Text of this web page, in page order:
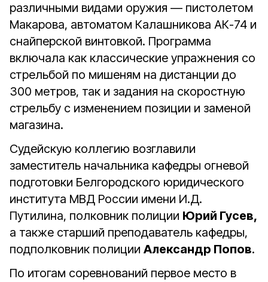
различными видами оружия — пистолетом
Макарова, автоматом Калашникова АК-74 и
снайперской винтовкой. Программа
включала как классические упражнения со
стрельбой по мишеням на дистанции до
300 метров, так и задания на скоростную
стрельбу с изменением позиции и заменой
магазина.
Судейскую коллегию возглавили
заместитель начальника кафедры огневой
подготовки Белгородского юридического
института МВД России имени И.Д.
Путилина, полковник полиции Юрий Гусев,
а также старший преподаватель кафедры,
подполковник полиции Александр Попов.
По итогам соревнований первое место в